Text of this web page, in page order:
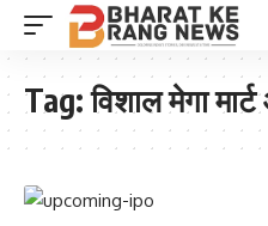
Tag:विशाल मेगा